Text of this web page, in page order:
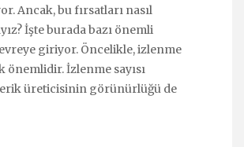
Ancak, bu fırsatları nasıl
İşte burada bazı önemli
giriyor. Öncelikle, izlenme
önemlidir. İzlenme sayısı
üreticisinin görünürlüğü de